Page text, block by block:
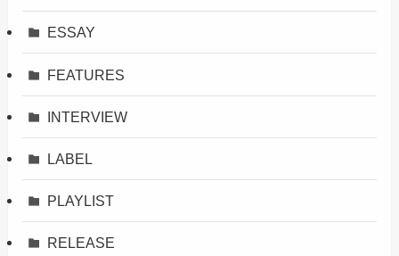
ESSAY
FEATURES
INTERVIEW
LABEL
PLAYLIST
RELEASE